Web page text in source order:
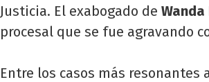
Justicia. El exabogado de Wanda
procesal que se fue agravando
Entre los casos más